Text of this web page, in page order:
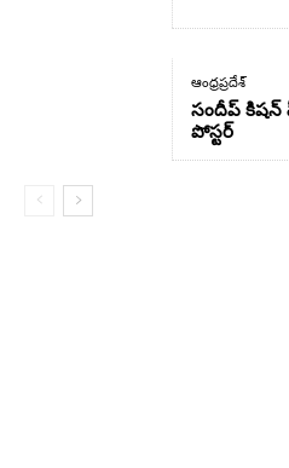
ఆంధ్రప్రదేశ్
సందీప్
పోస్టర్